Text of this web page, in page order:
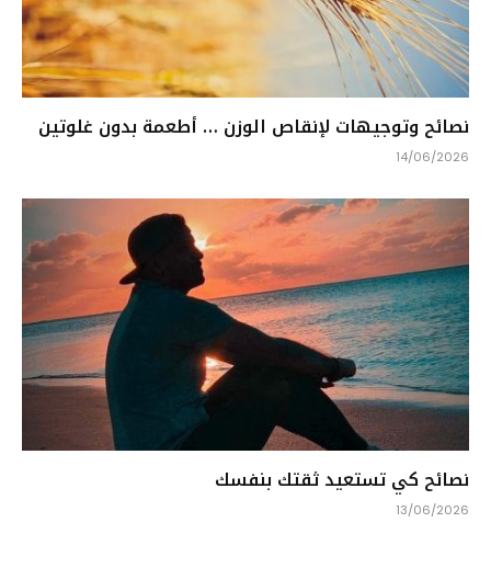
نصائح وتوجيهات لإنقاص الوزن … أطعمة بدون غلوتين
14/06/2026
نصائح كي تستعيد ثقتك بنفسك
13/06/2026